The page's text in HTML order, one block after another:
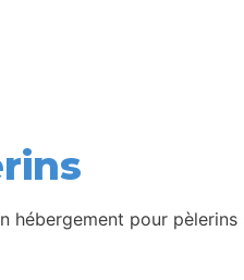
hébergement pour